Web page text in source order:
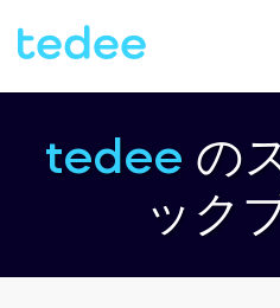
ご利用シーン
tedee の
ック